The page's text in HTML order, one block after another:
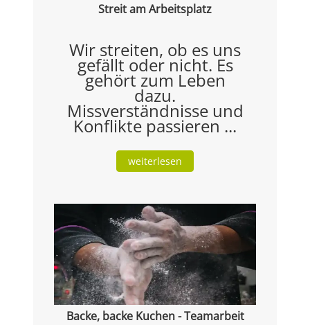
Streit am Arbeitsplatz
Wir streiten, ob es uns
gefällt oder nicht. Es
gehört zum Leben
dazu.
Missverständnisse und
Konflikte passieren ...
weiterlesen
Backe, backe Kuchen - Teamarbeit